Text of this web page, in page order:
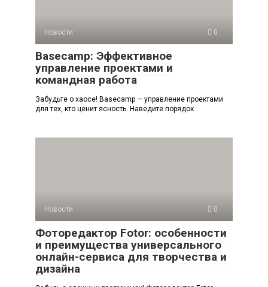
Новости 0
Basecamp: Эффективное
управление проектами и
командная работа
Забудьте о хаосе! Basecamp — управление проектами
для тех, кто ценит ясность. Наведите порядок
Новости 0
Фоторедактор Fotor: особенности
и преимущества универсального
онлайн-сервиса для творчества и
дизайна